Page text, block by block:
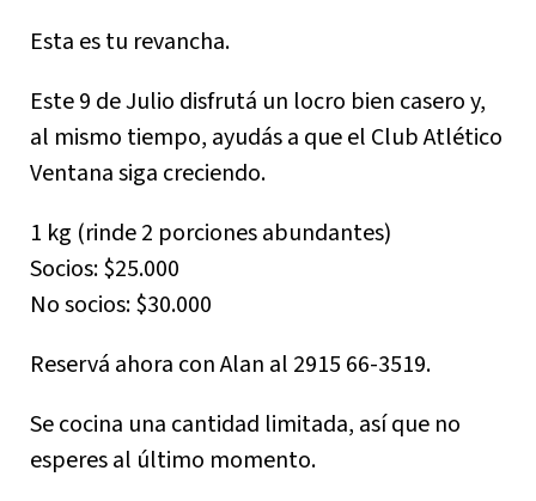
Esta es tu revancha.
Este 9 de Julio disfrutá un locro bien casero y,
al mismo tiempo, ayudás a que el Club Atlético
Ventana siga creciendo.
1 kg (rinde 2 porciones abundantes)
Socios: $25.000
No socios: $30.000
Reservá ahora con Alan al 2915 66-3519.
Se cocina una cantidad limitada, así que no
esperes al último momento.